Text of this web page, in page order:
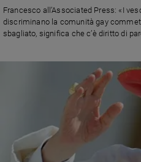
Francesco all’Associated Press: «I
discriminano la comunità gay
sbagliato, significa che c’è diritto di